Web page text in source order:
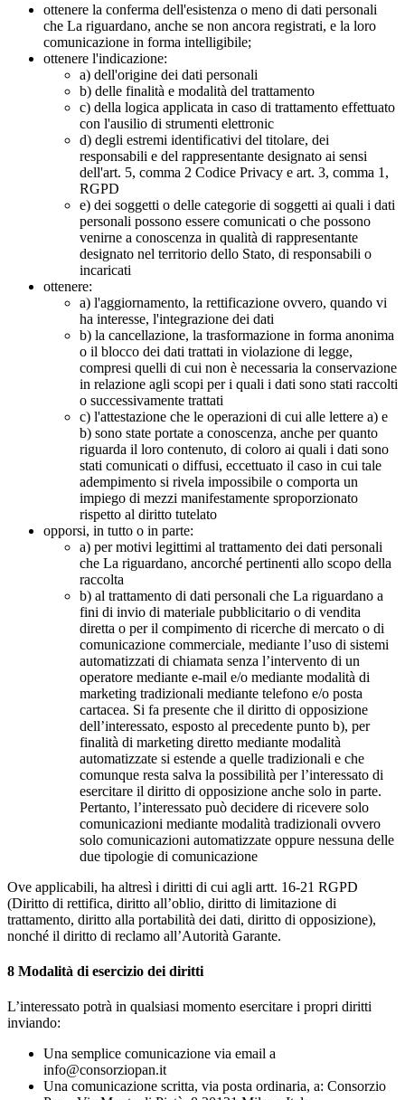
ottenere la conferma dell'esistenza o meno di dati personali
che La riguardano, anche se non ancora registrati, e la loro
comunicazione in forma intelligibile;
ottenere l'indicazione:
a) dell'origine dei dati personali
b) delle finalità e modalità del trattamento
c) della logica applicata in caso di trattamento effettuato
con l'ausilio di strumenti elettronic
d) degli estremi identificativi del titolare, dei
responsabili e del rappresentante designato ai sensi
dell'art. 5, comma 2 Codice Privacy e art. 3, comma 1,
RGPD
e) dei soggetti o delle categorie di soggetti ai quali i dati
personali possono essere comunicati o che possono
venirne a conoscenza in qualità di rappresentante
designato nel territorio dello Stato, di responsabili o
incaricati
ottenere:
a) l'aggiornamento, la rettificazione ovvero, quando vi
ha interesse, l'integrazione dei dati
b) la cancellazione, la trasformazione in forma anonima
o il blocco dei dati trattati in violazione di legge,
compresi quelli di cui non è necessaria la conservazione
in relazione agli scopi per i quali i dati sono stati raccolti
o successivamente trattati
c) l'attestazione che le operazioni di cui alle lettere a) e
b) sono state portate a conoscenza, anche per quanto
riguarda il loro contenuto, di coloro ai quali i dati sono
stati comunicati o diffusi, eccettuato il caso in cui tale
adempimento si rivela impossibile o comporta un
impiego di mezzi manifestamente sproporzionato
rispetto al diritto tutelato
opporsi, in tutto o in parte:
a) per motivi legittimi al trattamento dei dati personali
che La riguardano, ancorché pertinenti allo scopo della
raccolta
b) al trattamento di dati personali che La riguardano a
fini di invio di materiale pubblicitario o di vendita
diretta o per il compimento di ricerche di mercato o di
comunicazione commerciale, mediante l’uso di sistemi
automatizzati di chiamata senza l’intervento di un
operatore mediante e-mail e/o mediante modalità di
marketing tradizionali mediante telefono e/o posta
cartacea. Si fa presente che il diritto di opposizione
dell’interessato, esposto al precedente punto b), per
finalità di marketing diretto mediante modalità
automatizzate si estende a quelle tradizionali e che
comunque resta salva la possibilità per l’interessato di
esercitare il diritto di opposizione anche solo in parte.
Pertanto, l’interessato può decidere di ricevere solo
comunicazioni mediante modalità tradizionali ovvero
solo comunicazioni automatizzate oppure nessuna delle
due tipologie di comunicazione
Ove applicabili, ha altresì i diritti di cui agli artt. 16-21 RGPD
(Diritto di rettifica, diritto all’oblio, diritto di limitazione di
trattamento, diritto alla portabilità dei dati, diritto di opposizione),
nonché il diritto di reclamo all’Autorità Garante.
8 Modalità di esercizio dei diritti
L’interessato potrà in qualsiasi momento esercitare i propri diritti
inviando:
Una semplice comunicazione via email a
info@consorziopan.it
Una comunicazione scritta, via posta ordinaria, a: Consorzio